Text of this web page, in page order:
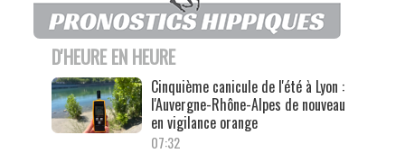
D'HEURE EN HEURE
Cinquième canicule de l'été à Lyon :
l'Auvergne-Rhône-Alpes de nouveau
en vigilance orange
07:32